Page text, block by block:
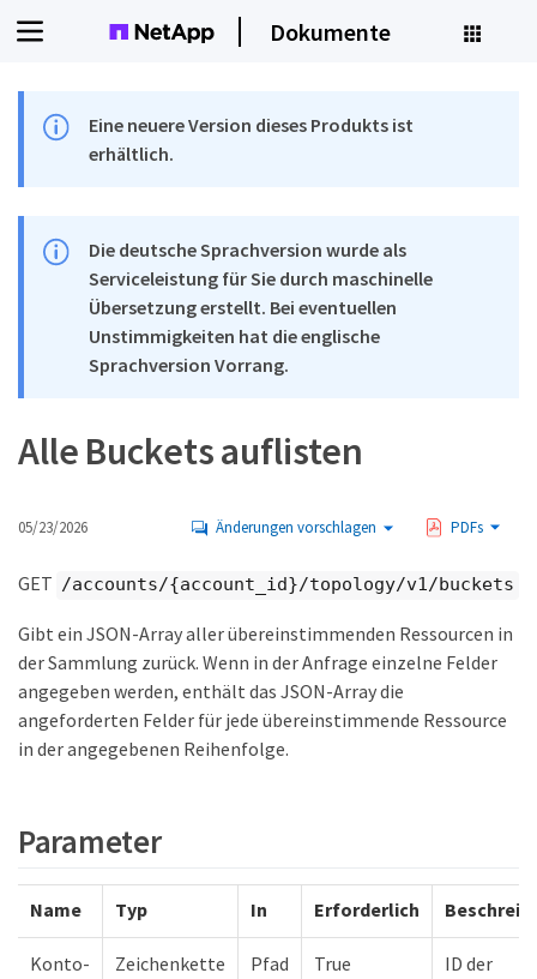
Dokumente
Eine neuere Version dieses Produkts ist
erhältlich.
Die deutsche Sprachversion wurde als
Serviceleistung für Sie durch maschinelle
Übersetzung erstellt. Bei eventuellen
Unstimmigkeiten hat die englische
Sprachversion Vorrang.
Alle Buckets auflisten
05/23/2026 Änderungen vorschlagen PDFs
GET /accounts/{account_id}/topology/v1/buckets
Gibt ein JSON-Array aller übereinstimmenden Ressourcen in
der Sammlung zurück. Wenn in der Anfrage einzelne Felder
angegeben werden, enthält das JSON-Array die
angeforderten Felder für jede übereinstimmende Ressource
in der angegebenen Reihenfolge.
Parameter
Name Typ In Erforderlich
Konto-
Zeichenkette Pfad True
ID der